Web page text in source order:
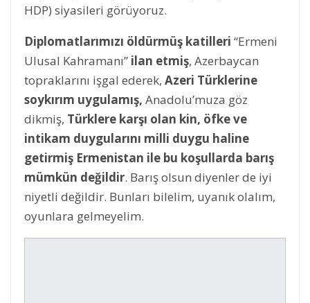
HDP) siyasileri görüyoruz.
Diplomatlarımızı öldürmüş katilleri “Ermeni
Ulusal Kahramanı” ilan etmiş, Azerbaycan
topraklarını işgal ederek, Azeri Türklerine
soykırım uygulamış, Anadolu’muza göz
dikmiş, Türklere karşı olan kin, öfke ve
intikam duygularını milli duygu haline
getirmiş Ermenistan ile bu koşullarda barış
mümkün değildir. Barış olsun diyenler de iyi
niyetli değildir. Bunları bilelim, uyanık olalım,
oyunlara gelmeyelim.